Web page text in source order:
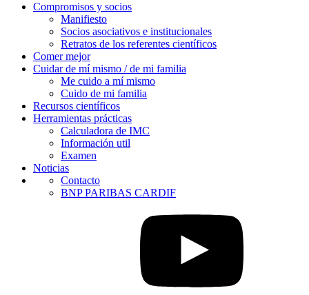
Compromisos y socios
Manifiesto
Socios asociativos e institucionales
Retratos de los referentes científicos
Comer mejor
Cuidar de mí mismo / de mi familia
Me cuido a mí mismo
Cuido de mi familia
Recursos científicos
Herramientas prácticas
Calculadora de IMC
Información util
Examen
Noticias
Contacto
BNP PARIBAS CARDIF